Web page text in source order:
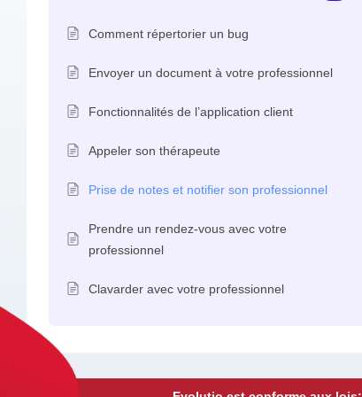
Comment répertorier un bug
Envoyer un document à votre professionnel
Fonctionnalités de l’application client
Appeler son thérapeute
Prise de notes et notifier son professionnel
Prendre un rendez-vous avec votre
professionnel
Clavarder avec votre professionnel